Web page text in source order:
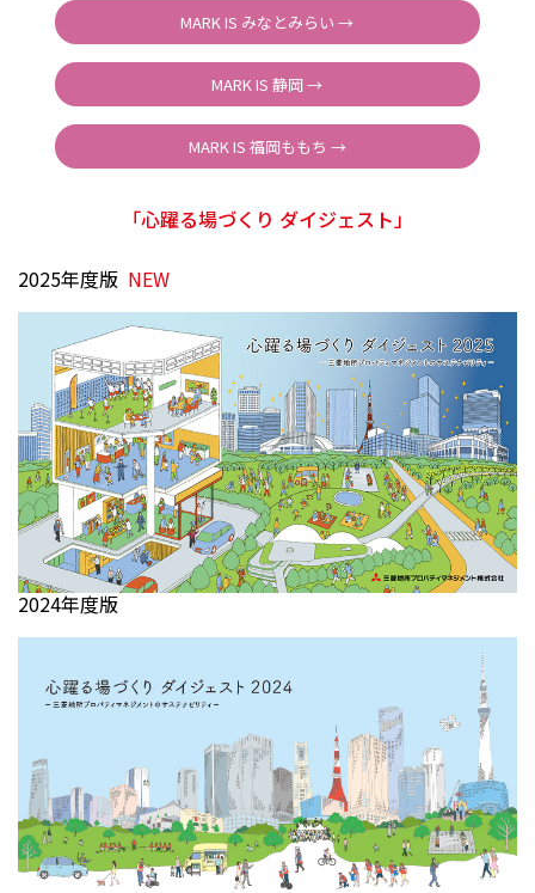
MARK IS みなとみらい →
MARK IS 静岡 →
MARK IS 福岡ももち →
「心躍る場づくり ダイジェスト」
2025年度版 NEW
2024年度版